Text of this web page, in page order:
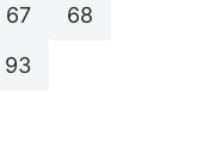
67
68
93